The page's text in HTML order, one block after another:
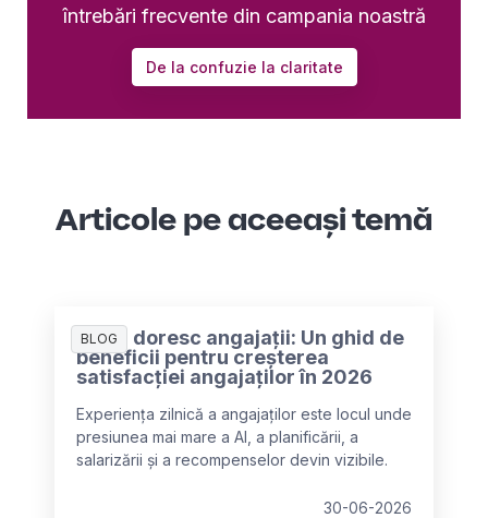
întrebări frecvente din campania noastră
De la confuzie la claritate
Articole pe aceeași temă
BLOG
Ce își doresc angajații: Un ghid de
beneficii pentru creșterea
satisfacției angajaților în 2026
Experiența zilnică a angajaților este locul unde
presiunea mai mare a AI, a planificării, a
salarizării și a recompenselor devin vizibile.
30-06-2026